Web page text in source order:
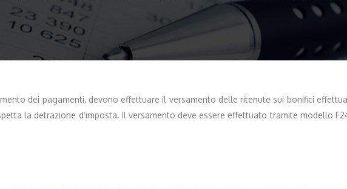
dei pagamenti, devono effettuare il versamento delle ritenute sui bonifici
la detrazione d’imposta. Il versamento deve essere effettuato tramite modello